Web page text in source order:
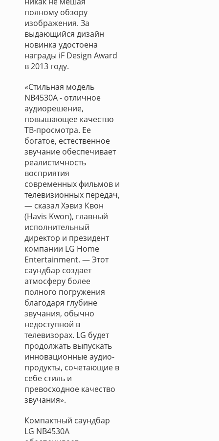
полному обзору
изображения. За
выдающийся дизайн
новинка удостоена
награды iF Design Award
в 2013 году.
«Стильная модель
NB4530A - отличное
аудиорешение,
повышающее качество
ТВ-просмотра. Ее
богатое, естественное
звучание обеспечивает
реалистичность
восприятия
современных фильмов и
телевизионных передач,
— сказал Хэвиз Квон
(Havis Kwon), главный
исполнительный
директор и президент
компании LG Home
Entertainment. — Этот
саундбар создает
атмосферу более
полного погружения
благодаря глубине
звучания, обычно
недоступной в
телевизорах. LG будет
продолжать выпускать
инновационные аудио-
продукты, сочетающие в
себе стиль и
превосходное качество
звучания».
Компактный саундбар
LG NB4530A